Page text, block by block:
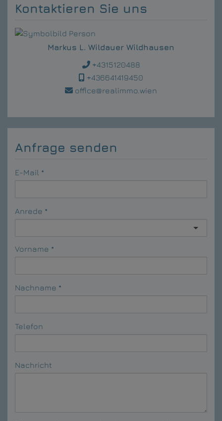
Kontaktieren Sie uns
Markus L. Wildauer Wildhausen
+4315120488
+436641419450
office@realimmo.wien
Anfrage senden
E-Mail
Anrede
Vorname
Nachname
Telefon
Nachricht